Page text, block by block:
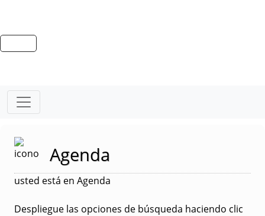
Agenda
usted está en Agenda
Despliegue las opciones de búsqueda haciendo clic